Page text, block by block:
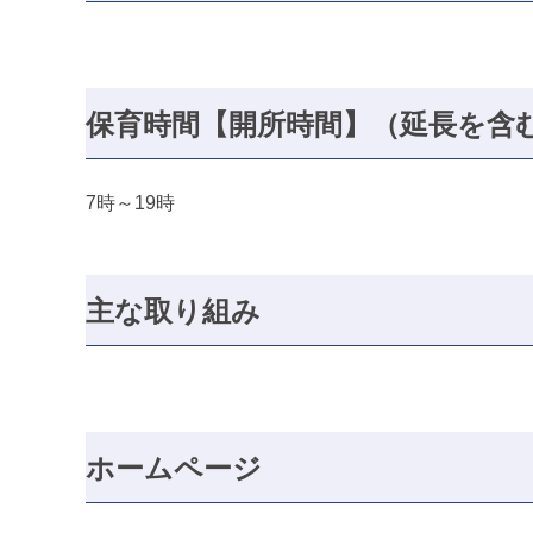
保育時間【開所時間】（延長を含
7時～19時
主な取り組み
ホームページ